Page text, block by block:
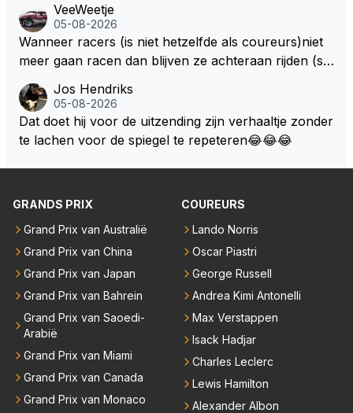
rkus Winkelhock. Vanaf de race daarna werd het st
oeltje definitief overgenomen door Sakon Yamamot
o. Na 2 rondes gokte Markus Winkelhock goed (hij k
Dat was ook de enige keer dat een Spyker ooit aan
kop reed. Toen de rest van het veld ook regenband
en had, werd hij helaas aan alle kanten door iederee
n achterhaald. Hij moest later opgeven vanwege een
technisch mankement. Het was ook de enige keer d
eed; hij vertrok daarna...
VeeWeetje
05-08-2026
Wanneer racers (is niet hetzelfde als coureurs)niet
meer gaan racen dan blijven ze achteraan rijden (so
analisten bij een vaag omroepbedrijf.
Jos Hendriks
05-08-2026
Dat doet hij voor de uitzending zijn verhaaltje zonder
te lachen voor de spiegel te repeteren😂😂😂
GRANDS PRIX
Grand Prix van Australië
Grand Prix van China
Grand Prix van Japan
Grand Prix van Bahrein
Grand Prix van Saoedi-
Arabië
Grand Prix van Miami
Grand Prix van Canada
Grand Prix van Monaco
COUREURS
Lando Norris
Oscar Piastri
George Russell
Andrea Kimi Antonelli
Max Verstappen
Isack Hadjar
Charles Leclerc
Lewis Hamilton
Alexander Albon